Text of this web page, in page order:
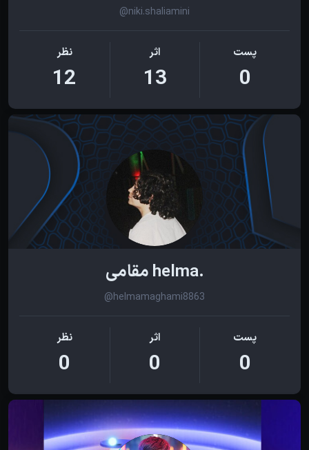
@niki.shaliamini
پست
0
اثر
13
نظر
12
.helma مقامی
@helmamaghami8863
پست
0
اثر
0
نظر
0